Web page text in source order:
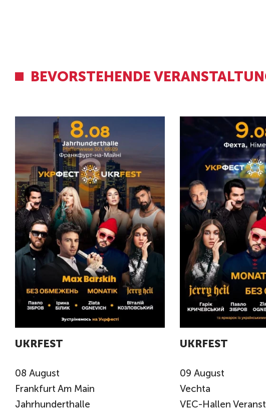
BEVORSTEHENDE
UKRFEST
08 August
Frankfurt Am Main
Jahrhunderthalle
UKRFEST
09 August
Vechta
VEC-Hallen